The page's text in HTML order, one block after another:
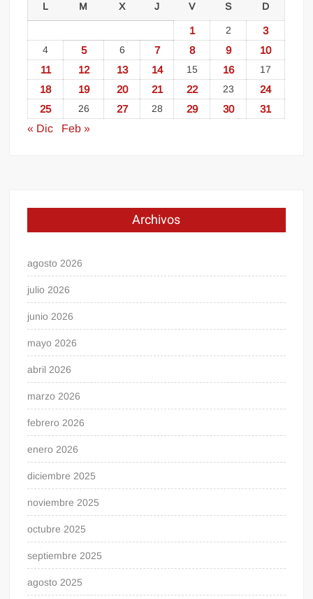
L M X J V S D
1 2 3
4 5 6 7 8 9
10
11
12 13 14 15 16 17
18 19 20 21 22 23
24
25
26 27 28 29 30
31
« Dic
Feb »
Archivos
agosto 2026
julio 2026
junio 2026
mayo 2026
abril 2026
marzo 2026
febrero 2026
enero 2026
diciembre 2025
noviembre 2025
octubre 2025
septiembre 2025
agosto 2025